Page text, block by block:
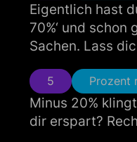
Eigentlich hast
70%‘ und
Sachen. Lass
5 Prozent
Minus 20%
dir erspart?